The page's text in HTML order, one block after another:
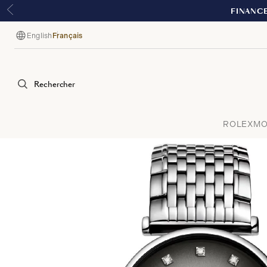
Langue
English Français
Rechercher
ROLEX